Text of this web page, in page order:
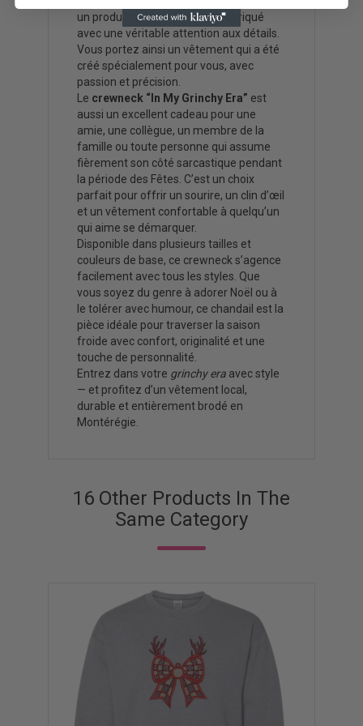
un produit unique, soigné et fabriqué
avec une véritable attention aux détails.
Vous portez ainsi un vêtement qui a été
créé spécialement pour vous, avec
passion et précision.
Le crewneck “In My Grinchy Era” est
aussi un excellent cadeau pour une
amie, une collègue, un membre de la
famille ou toute personne qui assume
fièrement son côté sarcastique pendant
la période des Fêtes. C’est un choix
parfait pour offrir un sourire, un clin d’œil
et un vêtement confortable à quelqu’un
qui aime se démarquer.
Disponible dans plusieurs tailles et
couleurs de base, ce crewneck s’agence
facilement avec tous les styles. Que
vous soyez du genre à adorer Noël ou à
le tolérer avec humour, ce chandail est la
pièce idéale pour traverser la saison
froide avec confort, originalité et une
touche de personnalité.
Entrez dans votre grinchy era avec style
— et profitez d’un vêtement local,
durable et entièrement brodé en
Montérégie.
16 Other Products In The
Same Category